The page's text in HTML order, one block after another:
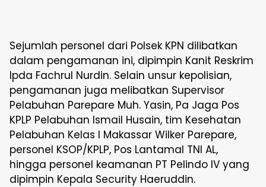
Sejumlah personel dari Polsek KPN dilibatkan
dalam pengamanan ini, dipimpin Kanit Reskrim
Ipda Fachrul Nurdin. Selain unsur kepolisian,
pengamanan juga melibatkan Supervisor
Pelabuhan Parepare Muh. Yasin, Pa Jaga Pos
KPLP Pelabuhan Ismail Husain, tim Kesehatan
Pelabuhan Kelas I Makassar Wilker Parepare,
personel KSOP/KPLP, Pos Lantamal TNI AL,
hingga personel keamanan PT Pelindo IV yang
dipimpin Kepala Security Haeruddin.